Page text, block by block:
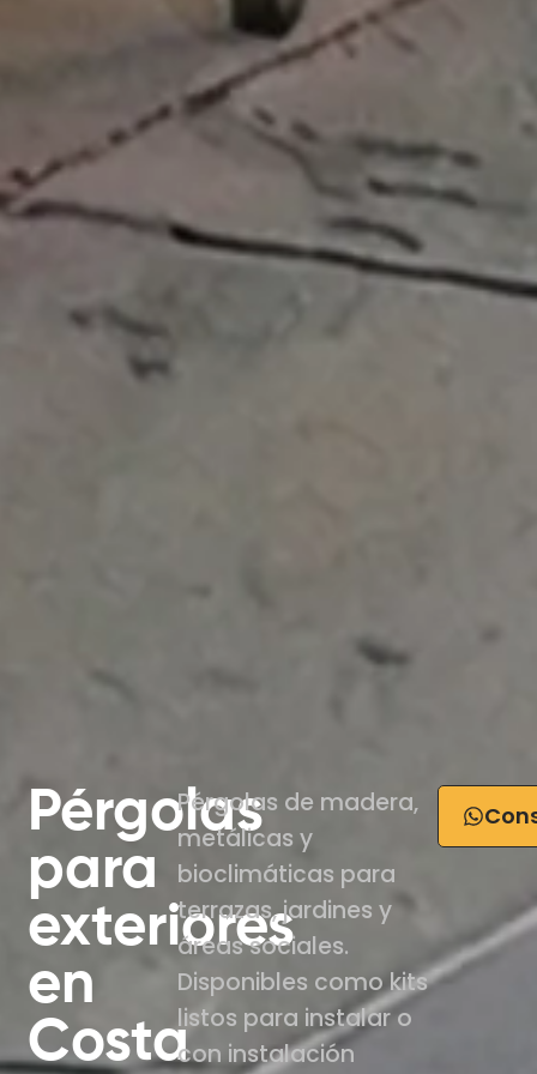
Pérgolas
para
exteriores
en
Costa
Pérgolas de madera,
metálicas y
bioclimáticas para
terrazas, jardines y
áreas sociales.
Disponibles como kits
listos para instalar o
con instalación